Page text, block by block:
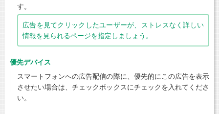
す。
広告を見てクリックしたユーザーが、ストレスなく詳しい
情報を見られるページを指定しましょう。
優先デバイス
スマートフォンへの広告配信の際に、優先的にこの広告を表示
させたい場合は、チェックボックスにチェックを入れてくださ
い。